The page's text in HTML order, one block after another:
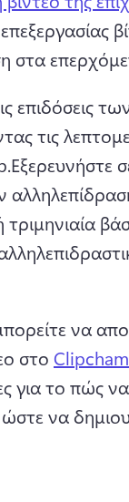
στα
επιδόσεις
τις
Εξερευνήστε
να
στο
για το πώς
να